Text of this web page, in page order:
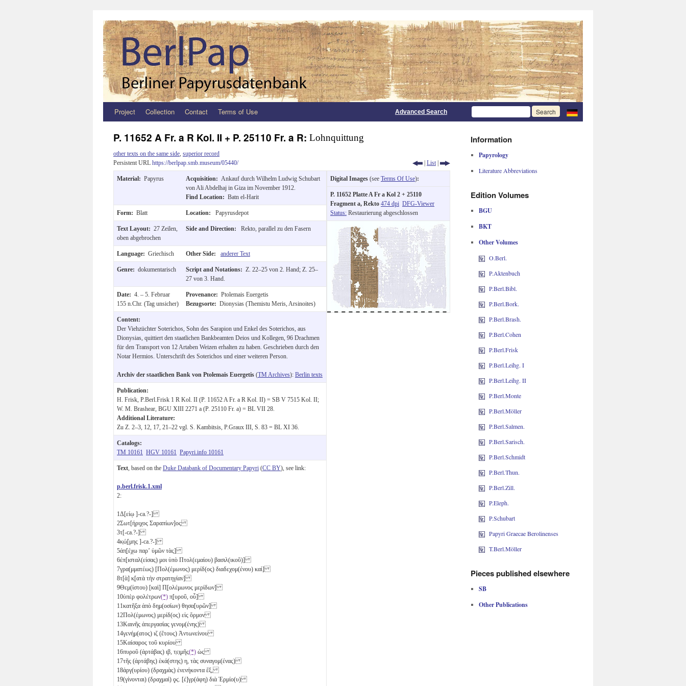
Zum
springen
Project Collection Contact Terms of Use Advanced Search
P. 11652 A Fr. a R Kol. II + P. 25110 Fr. a R: Lohnquittung
other texts on the same side superior record
Persistent URL https://berlpap.smb.museum/05440/ | List |
Material: Papyrus Acquisition: Ankauf durch Wilhelm Ludwig Schubart
von Ali Abdelhaj in Giza im November 1912.
Find Location: Batn el-Harit
Form: Blatt Location: Papyrusdepot
Text Layout: 27 Zeilen,
oben abgebrochen
Side and Direction: Rekto, parallel zu den Fasern
Language: Griechisch Other Side: anderer Text
Genre: dokumentarisch Script and Notations: Z. 22–25 von 2. Hand; Z. 25–
27 von 3. Hand.
Date: 4. – 5. Februar
155 n.Chr. (Tag unsicher)
Provenance: Ptolemais Euergetis
Bezugsorte: Dionysias (Themistu Meris, Arsinoites)
Content:
Der Viehzüchter Soterichos, Sohn des Sarapion und Enkel des Soterichos, aus
Dionysias, quittiert den staatlichen Bankbeamten Deios und Kollegen, 96 Drachmen
für den Transport von 12 Artaben Weizen erhalten zu haben. Geschrieben durch den
Notar Hermios. Unterschrift des Soterichos und einer weiteren Person.
Archiv der staatlichen Bank von Ptolemais Euergetis (TM Archives): Berlin texts
Publication:
H. Frisk, P.Berl.Frisk 1 R Kol. II (P. 11652 A Fr. a R Kol. II) = SB V 7515 Kol. II;
W. M. Brashear, BGU XIII 2271 a (P. 25110 Fr. a) = BL VII 28.
Additional Literature:
Zu Z. 2–3, 12, 17, 21–22 vgl. S. Kambitsis, P.Graux III, S. 83 = BL XI 36.
Catalogs:
TM 10161 HGV 10161 Papyri.info 10161
Text , based on the Duke Databank of Documentary Papyri (CC BY), see link:
p.berl.frisk.1.xml
2:
1Δ[είῳ ]-ca.?-]
2Σωτ[ήριχος Σαραπίων]ος
3τ[-ca.?-]
4κ̣ώ̣[μης ]-ca.?-]
5ἀπ̣[έχω παρʼ ὑμῶν τὰς]
6ἐπ[ισταλ(είσας) μοι ὑπὸ Πτολ(εμαίου) βασιλ(ικοῦ)]
7γρα(μματέως) [Πολ(έμωνος) μερίδ(ος) διαδεχομ(ένου) καὶ]
8τ[ὰ] κ̣[ατὰ τὴν στρατηγίαν]
9Θεμ(ίστου) [καὶ] Π̣[ολέμωνος μερίδων]
10ὑπὲρ φολέτρων(*) π̣[υροῦ, οὗ]
11κατῆξα ἀπὸ δημ(οσίων) θησα[υρῶν]
12Πολ(έμωνος) μερίδ(ος) εἰς ὅρμον
13Καινῆς ἀπεργασίας γενομ(ένης)
14γενήμ(ατος) ιζ (ἔτους) Ἀντωνείνου
15Καίσαρος τοῦ κυρίου
16πυροῦ (ἀρτάβας) ιβ , τ̣ε̣ι̣μῆς(*) ὡς
17τῆς (ἀρτάβης) ἑκά(στης) η , τὰς συναγομ(ένας)
18ἀργ(υρίου) (δραχμὰς) ἐνενήκοντα ἕξ,
19(γίνονται) (δραχμαὶ) ϙϛ . [ἐ]γρ(άφη) διὰ Ἑρμίο(υ)
Digital Images (see Terms Of Use):
P. 11652 Platte A Fr a Kol 2 + 25110
Fragment a, Rekto 474 dpi DFG-Viewer
Status: Restaurierung abgeschlossen
Information
Papyrology
Literature Abbreviations
Edition Volumes
BGU
BKT
Other Volumes
O.Berl.
P.Aktenbuch
P.Berl.Bibl.
P.Berl.Bork.
P.Berl.Brash.
P.Berl.Cohen
P.Berl.Frisk
P.Berl.Leihg. I
P.Berl.Leihg. II
P.Berl.Monte
P.Berl.Möller
P.Berl.Salmen.
P.Berl.Sarisch.
P.Berl.Schmidt
P.Berl.Thun.
P.Berl.Zill.
P.Eleph.
P.Schubart
Papyri Graecae Berolinenses
T.Berl.Möller
Pieces published elsewhere
SB
Other Publications